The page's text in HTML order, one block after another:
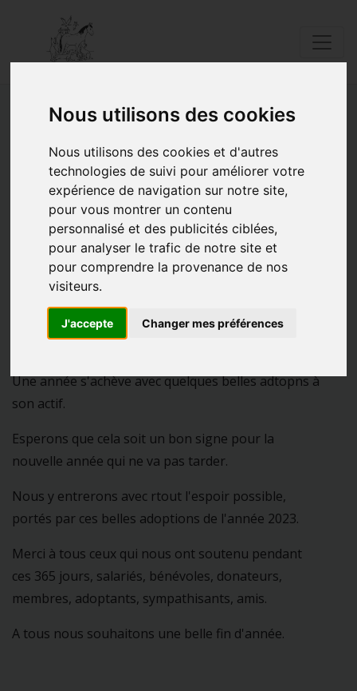
Nous utilisons des cookies
Nous utilisons des cookies et d'autres
technologies de suivi pour améliorer votre
expérience de navigation sur notre site,
pour vous montrer un contenu
personnalisé et des publicités ciblées,
pour analyser le trafic de notre site et
pour comprendre la provenance de nos
visiteurs.
J'accepte Changer mes préférences
Adoptions de la semaine
du 25 au 31 décembre 2023
29/12/2023 | Posté par Catherine |Adoption| Mots clés:
Adoptions chiens
Adoptions NAC Adoptions de la semaine
Une année s'achève avec quelques belles adtopns à
son actif.
Esperons que cela soit un bon signe pour la
nouvelle année qui ne va pas tarder.
Nous y entrerons avec rtout l'espoir possible,
portés par ces belles adoptions de l'année 2023.
Merci à tous ceux qui nous ont soutenu pendant
ces 365 jours, salariés, bénévoles, donateurs,
membres, adoptants, sympathisants, amis.
A tous nous souhaitons une belle fin d'année.